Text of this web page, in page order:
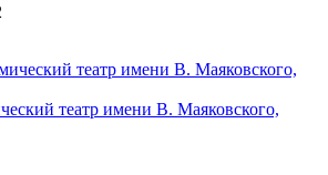
театр имени В. Маяковского,